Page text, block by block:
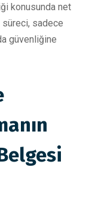
konusunda net
süreci, sadece
güvenliğine